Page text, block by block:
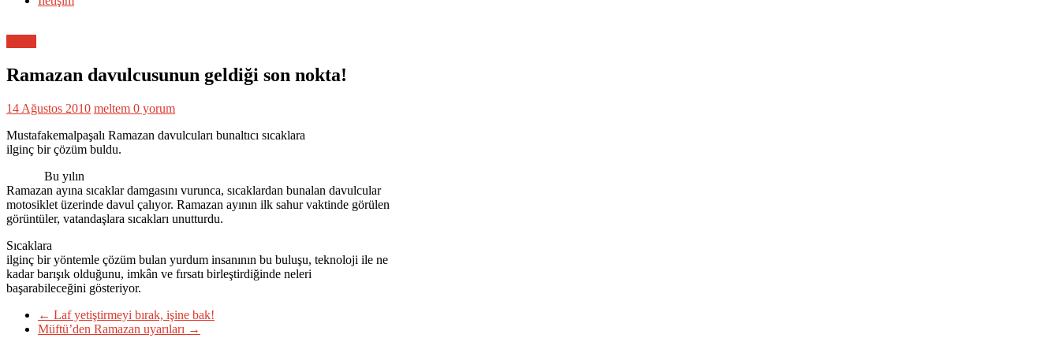
Ramazan davulcusunun geldiği son nokta!
14 Ağustos 2010 meltem 0 yorum
Mustafakemalpaşalı Ramazan davulcuları bunaltıcı sıcaklara
ilginç bir çözüm buldu.
Bu yılın
Ramazan ayına sıcaklar damgasını vurunca, sıcaklardan bunalan davulcular
motosiklet üzerinde davul çalıyor. Ramazan ayının ilk sahur vaktinde görülen
görüntüler, vatandaşlara sıcakları unutturdu.
Sıcaklara
ilginç bir yöntemle çözüm bulan yurdum insanının bu buluşu, teknoloji ile ne
kadar barışık olduğunu, imkân ve fırsatı birleştirdiğinde neleri
başarabileceğini gösteriyor.
← Laf yetiştirmeyi bırak, işine bak!
Müftü’den Ramazan uyarıları →